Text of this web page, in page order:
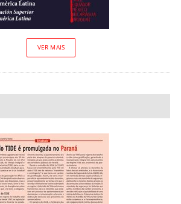
VER MAIS